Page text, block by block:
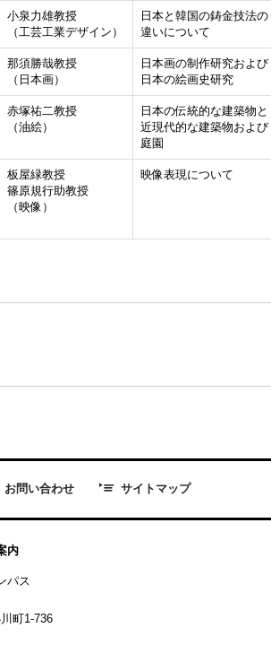
小泉力雄教授
（工芸工業デザイン）
日本と韓国の鋳金技法の
違いについて
那須勝哉教授
（日本画）
日本画の制作研究および
日本の絵画史研究
赤塚祐二教授
（油絵）
日本の伝統的な建築物と
近現代的な建築物および
庭園
板屋緑教授
篠原規行助教授
（映像）
映像表現について
お問い合わせ
サイトマップ
内
パス
町1-736